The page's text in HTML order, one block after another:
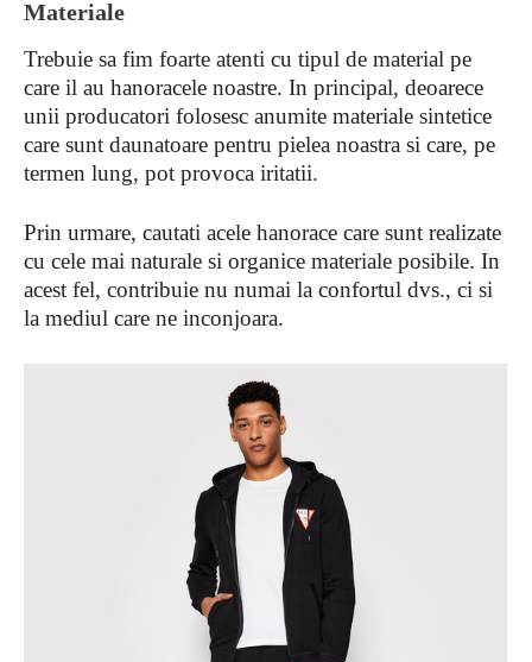
Materiale
Trebuie sa fim foarte atenti cu tipul de material pe
care il au hanoracele noastre. In principal, deoarece
unii producatori folosesc anumite materiale sintetice
care sunt daunatoare pentru pielea noastra si care, pe
termen lung, pot provoca iritatii.
Prin urmare, cautati acele hanorace care sunt realizate
cu cele mai naturale si organice materiale posibile. In
acest fel, contribuie nu numai la confortul dvs., ci si
la mediul care ne inconjoara.